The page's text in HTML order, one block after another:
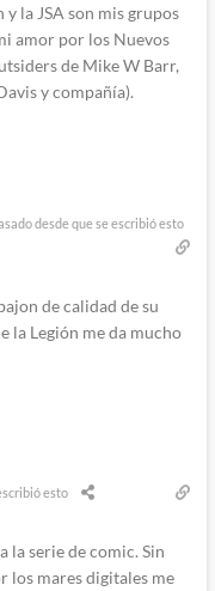
y la JSA son mis grupos
amor por los Nuevos
de Mike W Barr,
y compañía).
desde que se escribió esto
de calidad de su
la Legión me da mucho
esto
la serie de comic. Sin
los mares digitales me